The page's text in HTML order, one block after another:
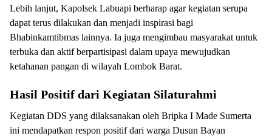
Lebih lanjut, Kapolsek Labuapi berharap agar kegiatan serupa
dapat terus dilakukan dan menjadi inspirasi bagi
Bhabinkamtibmas lainnya. Ia juga mengimbau masyarakat untuk
terbuka dan aktif berpartisipasi dalam upaya mewujudkan
ketahanan pangan di wilayah Lombok Barat.
Hasil Positif dari Kegiatan Silaturahmi
Kegiatan DDS yang dilaksanakan oleh Bripka I Made Sumerta
ini mendapatkan respon positif dari warga Dusun Bayan